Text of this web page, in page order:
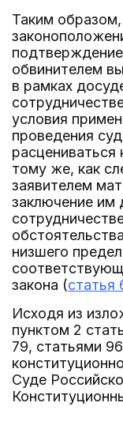
Таким
обвинителем
в рамках
условия
проведения
тому же, как
заявителем
заключение им
низшего
закона (статья
Исходя из
пунктом 2
79, статьями
Суде